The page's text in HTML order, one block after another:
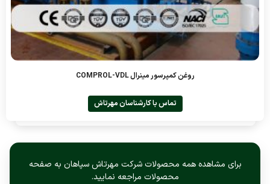
روغن کمپرسور مینرال COMPROL-VDL
تماس با کارشناسان مهرتاش
برای مشاهده همه محصولات شرکت مهرتاش سپاهان به صفحه
محصولات مراجعه نمایید.